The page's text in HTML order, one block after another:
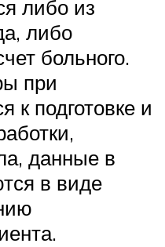
либо из
либо
больного.
при
к подготовке и
данные в
в виде